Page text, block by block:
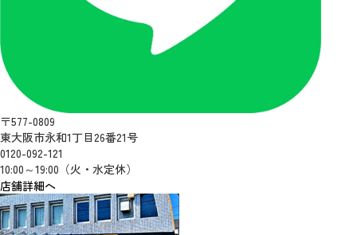
〒577-0809
東大阪市永和1丁目26番21号
0120-092-121
10:00～19:00（火・水定休）
店舗詳細へ